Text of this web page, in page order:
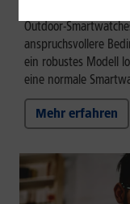
Outdoor-
anspruchsvollere
ein robustes Modell
eine normale
Mehr erfahren